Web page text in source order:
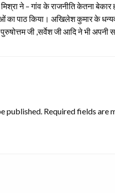
ने – गांव के राजनीति केतना
किया। अखिलेश कुमार के धन्यवाद
जी ,सर्वेश जी आदि ने भी अपनी
published. Required fields are